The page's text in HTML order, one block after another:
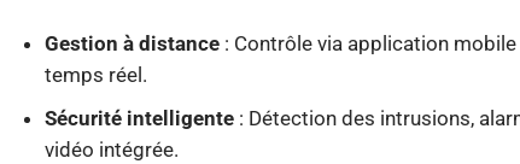
Gestion à distance: Contrôle via application
temps réel.
Sécurité intelligente: Détection des intrusions,
vidéo intégrée.